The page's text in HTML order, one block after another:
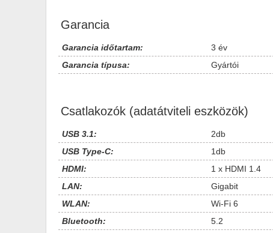
Garancia
Garancia időtartam:
3 év
Garancia típusa:
Gyártói
Csatlakozók (adatátviteli eszközök)
USB 3.1:
2db
USB Type-C:
1db
HDMI:
1 x HDMI 1.4
LAN:
Gigabit
WLAN:
Wi-Fi 6
Bluetooth:
5.2